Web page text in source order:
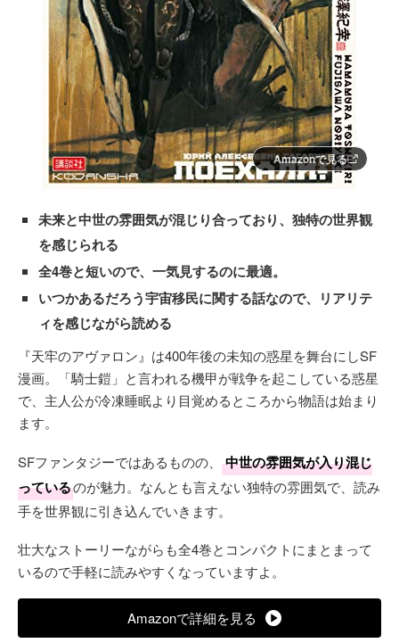
Amazonで見る
未来と中世の雰囲気が混じり合っており、独特の世界観
を感じられる
全4巻と短いので、一気見するのに最適。
いつかあるだろう宇宙移民に関する話なので、リアリテ
ィを感じながら読める
『天牢のアヴァロン』は400年後の未知の惑星を舞台にしSF
漫画。「騎士鎧」と言われる機甲が戦争を起こしている惑星
で、主人公が冷凍睡眠より目覚めるところから物語は始まり
ます。
SFファンタジーではあるものの、
中世の雰囲気が入り混じ
っているのが魅力。なんとも言えない独特の雰囲気で、読み
手を世界観に引き込んでいきます。
壮大なストーリーながらも全4巻とコンパクトにまとまって
いるので手軽に読みやすくなっていますよ。
Amazonで詳細を見る